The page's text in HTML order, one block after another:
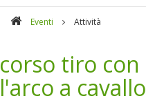
Eventi Attività
corso tiro con
l'arco a cavallo